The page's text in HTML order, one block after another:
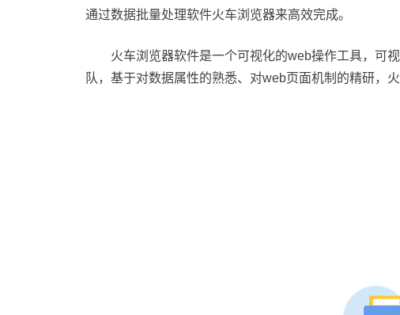
通过数据批量处理软件火车浏览器来高效完成。
火车浏览器软件是一个可视化的web操作工具，可视
队，基于对数据属性的熟悉、对web页面机制的精研，